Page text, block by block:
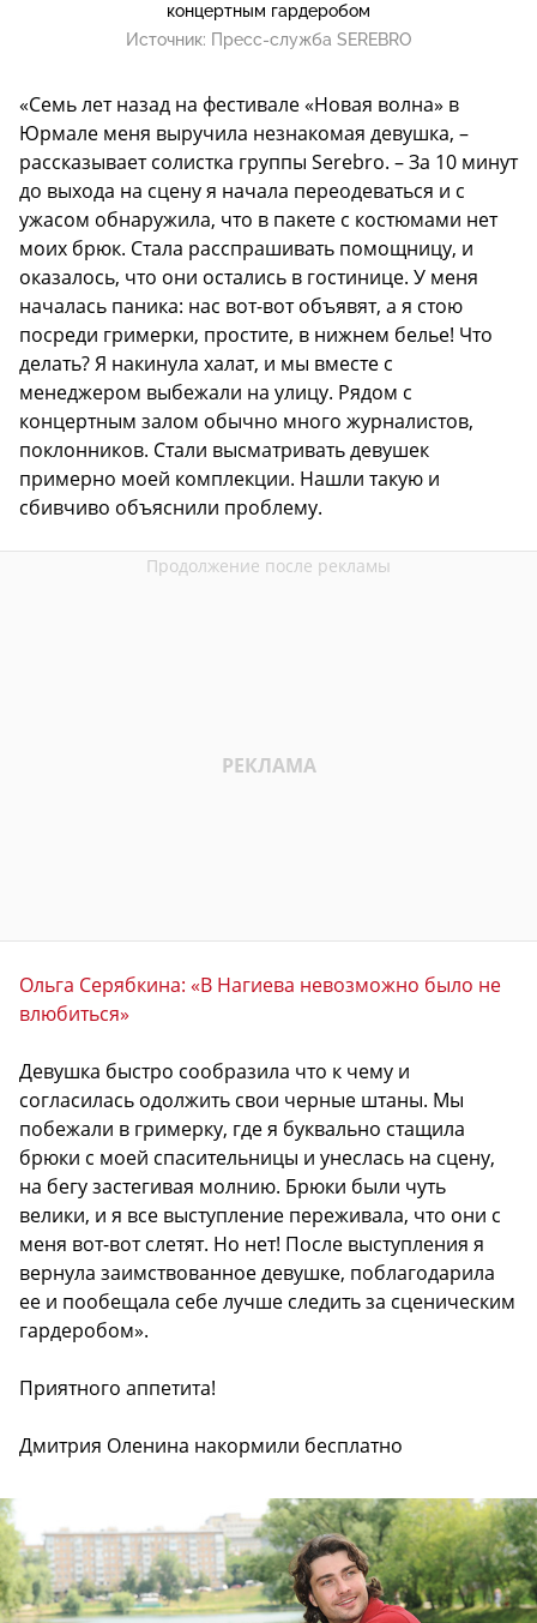
концертным гардеробом
Источник: Пресс-служба SEREBRO
«Семь лет назад на фестивале «Новая волна» в
Юрмале меня выручила незнакомая девушка, –
рассказывает солистка группы Serebro. – За 10 минут
до выхода на сцену я начала переодеваться и с
ужасом обнаружила, что в пакете с костюмами нет
моих брюк. Стала расспрашивать помощницу, и
оказалось, что они остались в гостинице. У меня
началась паника: нас вот-вот объявят, а я стою
посреди гримерки, простите, в нижнем белье! Что
делать? Я накинула халат, и мы вместе с
менеджером выбежали на улицу. Рядом с
концертным залом обычно много журналистов,
поклонников. Стали высматривать девушек
примерно моей комплекции. Нашли такую и
сбивчиво объяснили проблему.
Ольга Серябкина: «В Нагиева невозможно было не
влюбиться»
Девушка быстро сообразила что к чему и
согласилась одолжить свои черные штаны. Мы
побежали в гримерку, где я буквально стащила
брюки с моей спасительницы и унеслась на сцену,
на бегу застегивая молнию. Брюки были чуть
велики, и я все выступление переживала, что они с
меня вот-вот слетят. Но нет! После выступления я
вернула заимствованное девушке, поблагодарила
ее и пообещала себе лучше следить за сценическим
гардеробом».
Приятного аппетита!
Дмитрия Оленина накормили бесплатно